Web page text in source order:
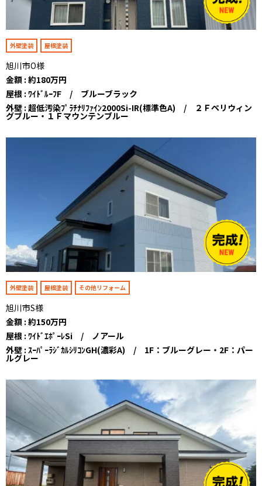
外壁塗装 屋根塗装
旭川市O様
金額 : 約180万円
屋根 : ﾜｲﾄﾞﾙｰﾌF / ブルーブラック
外壁 : 超低汚染ﾌﾟﾗﾁﾅﾘﾌｧｲﾝ2000Si-IR(標準色A) / ２Ｆペリウィン
グブルー・１Ｆマウンテンブルー
外壁塗装 屋根塗装 その他リフォーム
旭川市S様
金額 : 約150万円
屋根 : ﾜｲﾄﾞｴﾎﾟｰﾚSi / ノアール
外壁 : ｽｰﾊﾟｰﾗｼﾞｶﾙｼﾘｺﾝGH(濃彩A) / 1F：ブルーグレー・2F：パー
ルグレー